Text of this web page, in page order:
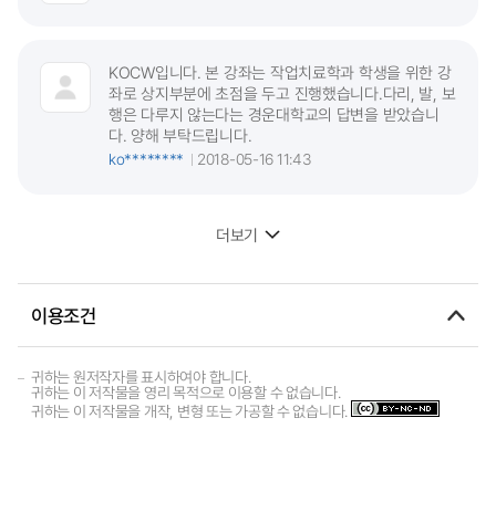
KOCW입니다. 본 강좌는 작업치료학과 학생을 위한 강
좌로 상지부분에 초점을 두고 진행했습니다.다리, 발, 보
행은 다루지 않는다는 경운대학교의 답변을 받았습니
다. 양해 부탁드립니다.
ko********
2018-05-16 11:43
더보기
이용조건
귀하는 원저작자를 표시하여야 합니다.
귀하는 이 저작물을 영리 목적으로 이용할 수 없습니다.
귀하는 이 저작물을 개작, 변형 또는 가공할 수 없습니다.